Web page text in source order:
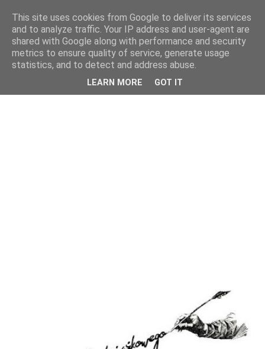
This site uses cookies from Google to deliver its services
and to analyze traffic. Your IP address and user-agent are
shared with Google along with performance and security
metrics to ensure quality of service, generate usage
statistics, and to detect and address abuse.
LEARN MORE GOT IT